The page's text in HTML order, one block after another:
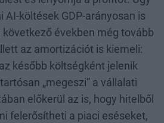
AI-költések GDP-arányosan is
következő években még tovább
az amortizációt is kiemeli:
később költségként jelenik
„megeszi” a vállalati
előkerül az is, hogy hitelből
felerősítheti a piaci eséseket,